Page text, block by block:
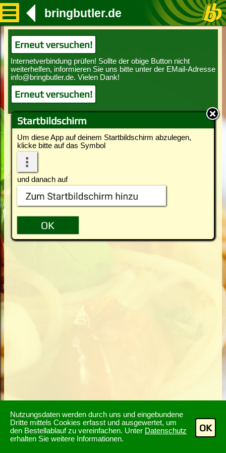
Nutzungsdaten werden durch uns und eingebundene
Dritte mittels Cookies erfasst und ausgewertet, um
den Bestellablauf zu vereinfachen. Unter Datenschutz
erhalten Sie weitere Informationen.
OK
Startbildschirm
Um diese App auf deinem Startbildschirm abzulegen,
klicke bitte auf das Symbol
und danach auf
bringbutler.de
Erneut versuchen!
Erneut versuchen!